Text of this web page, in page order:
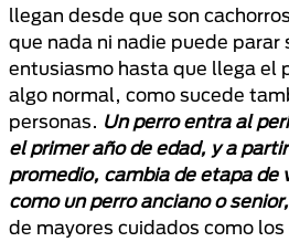
llegan desde que son
que nada ni nadie puede parar
entusiasmo hasta que llega el
algo normal, como sucede
personas. Un perro entra al
el primer año de edad, y a
promedio, cambia de etapa de
como un perro anciano o senior,
de mayores cuidados como los